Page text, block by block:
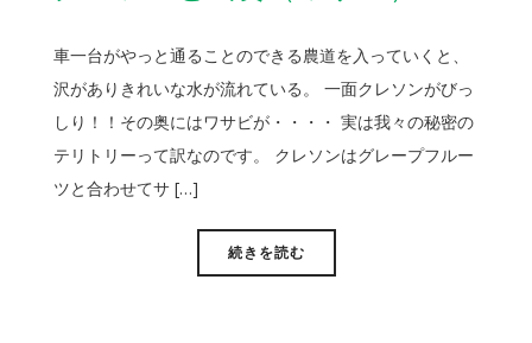
車一台がやっと通ることのできる農道を入っていくと、
沢がありきれいな水が流れている。 一面クレソンがびっ
しり！！その奥にはワサビが・・・・ 実は我々の秘密の
テリトリーって訳なのです。 クレソンはグレープフルー
ツと合わせてサ […]
続きを読む